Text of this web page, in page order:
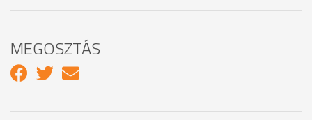
MEGOSZTÁS